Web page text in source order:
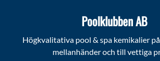
Poolklubben AB
Högkvalitativa pool & spa kemikalier
mellanhänder och till vettiga